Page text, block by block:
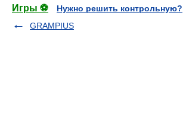
Игры ⚽
Нужно решить контрольную?
GRAMPIUS